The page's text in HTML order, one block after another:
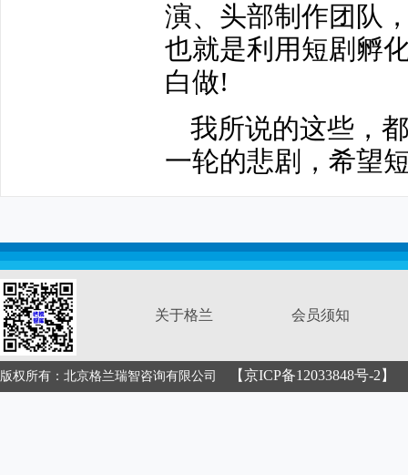
演、头部制作团队
也就是利用短剧孵
白做!
我所说的这些，
一轮的悲剧，希望
关于格兰 会员须知
版权所有：北京格兰瑞智咨询有限公司 【京ICP备12033848号-2】